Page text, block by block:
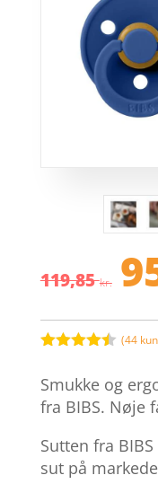
119,85kr.
ud af 5
baseret
på
mmelser
(44
Smukke og
fra BIBS. Nøje
Sutten fra
sut på